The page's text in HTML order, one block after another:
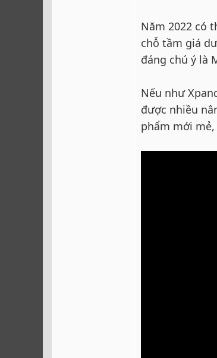
Năm 2022 có
chỗ tầm giá
đáng chú ý là
Nếu như
được nhiều
phẩm mới